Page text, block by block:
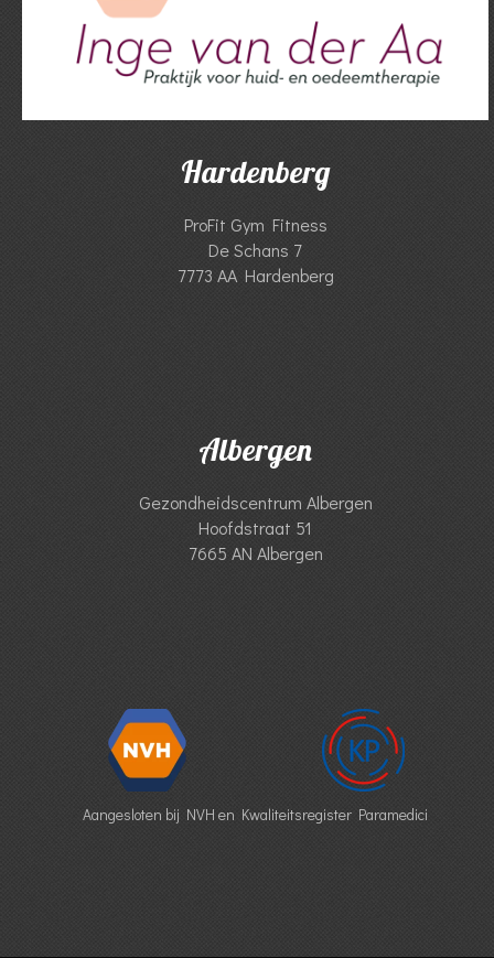
Hardenberg
ProFit Gym Fitness
De Schans 7
7773 AA Hardenberg
Albergen
Gezondheidscentrum Albergen
Hoofdstraat 51
7665 AN Albergen
Aangesloten bij NVH en Kwaliteitsregister Paramedici